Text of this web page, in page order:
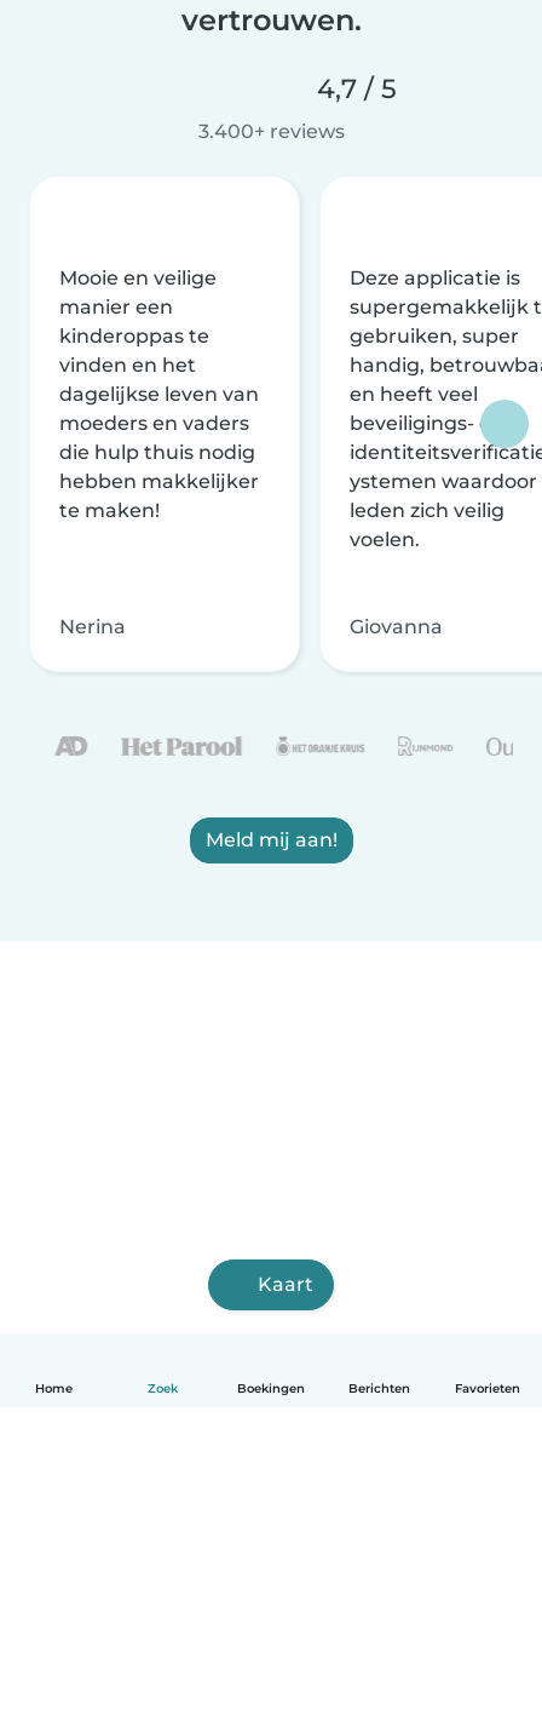
Home Zoek Boekingen Berichten Favorieten
vertrouwen.
4,7 / 5
3.400+ reviews
Mooie en veilige
manier een
kinderoppas te
vinden en het
dagelijkse leven van
moeders en vaders
die hulp thuis nodig
hebben makkelijker
te maken!
Nerina
Deze applicatie is
supergemakkelijk
gebruiken, super
handig,
en heeft veel
beveiligings- en
ystemen waardoor
leden zich veilig
voelen.
Giovanna
Meld mij aan!
Kaart